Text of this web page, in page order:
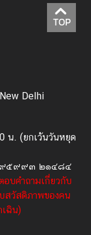
TOP
Delhi
น. (ยกเว้นวันหยุด
๙๕๙๙๓ ๒๑๔๘๔
บคำถามเกี่ยวกับ
สวัสดิภาพของคน
เฉิน)